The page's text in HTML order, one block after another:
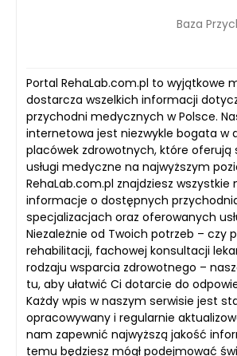
Baza
Portal RehaLab.com.pl to wyjątkowe
dostarcza wszelkich informacji
przychodni medycznych w Polsce.
internetowa jest niezwykle bogata w
placówek zdrowotnych, które oferują
usługi medyczne na najwyższym
RehaLab.com.pl znajdziesz wszystkie
informacje o dostępnych
specjalizacjach oraz oferowanych
Niezależnie od Twoich potrzeb – czy
rehabilitacji, fachowej konsultacji
rodzaju wsparcia zdrowotnego –
tu, aby ułatwić Ci dotarcie do
Każdy wpis w naszym serwisie jest
opracowywany i regularnie
nam zapewnić najwyższą jakość
temu będziesz mógł podejmować